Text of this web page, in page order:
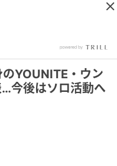
のYOUNITE・ウン
今後はソロ活動へ